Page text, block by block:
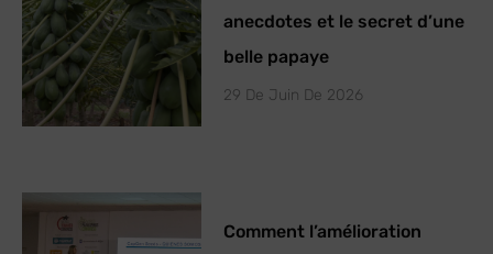
anecdotes et le secret d’une
belle papaye
29 De Juin De 2026
Comment l’amélioration